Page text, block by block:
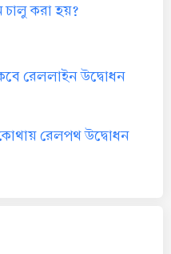
চালু করা হয়?
রেললাইন উদ্বোধন
রেলপথ উদ্বোধন